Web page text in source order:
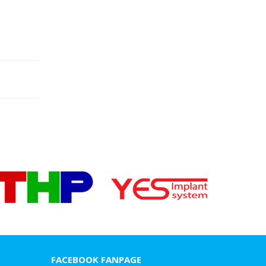
chào hè
khách thích niềng răng tại Gia Bảo
FACEBOOK FANPAGE